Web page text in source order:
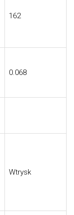
162
0.068
Wtrysk